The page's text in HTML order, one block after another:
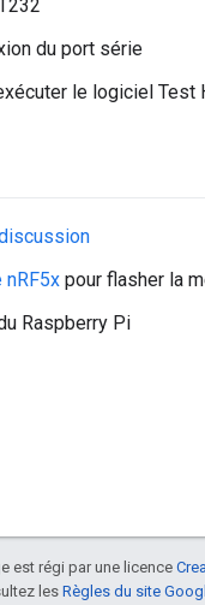
du port série
le logiciel Test
nRF5x pour flasher la
Raspberry Pi
est régi par une licence
lesRègles du site